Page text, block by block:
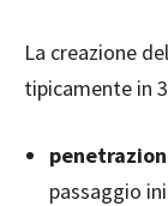
La creazione
tipicamente in
passaggio